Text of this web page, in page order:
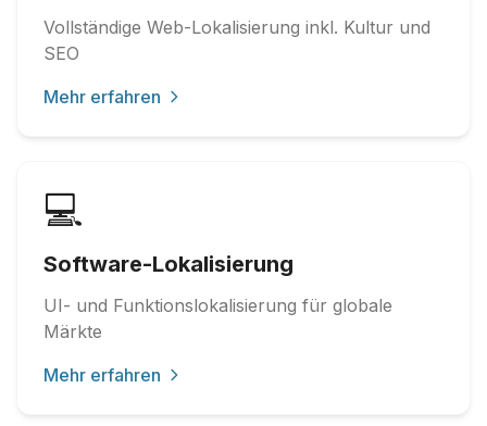
Vollständige Web-Lokalisierung inkl. Kultur und
SEO
Mehr erfahren
💻
Software-Lokalisierung
UI- und Funktionslokalisierung für globale
Märkte
Mehr erfahren